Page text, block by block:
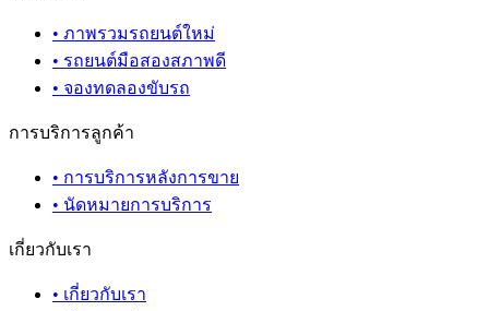
• ภาพรวมรถยนต์ใหม่
• รถยนต์มือสองสภาพดี
• จองทดลองขับรถ
การบริการลูกค้า
• การบริการหลังการขาย
• นัดหมายการบริการ
เกี่ยวกับเรา
• เกี่ยวกับเรา